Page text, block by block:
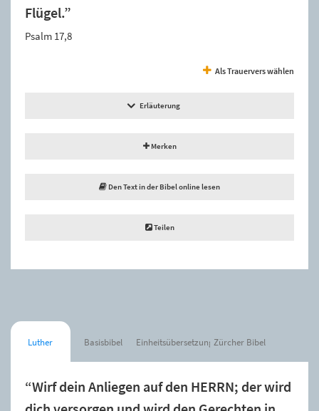
Flügel.”
Psalm 17,8
Als Trauervers wählen
Erläuterung
Merken
Den Text in der Bibel online lesen
Teilen
Luther Basisbibel Einheitsübersetzung Zürcher Bibel
“Wirf dein Anliegen auf den HERRN; der wird